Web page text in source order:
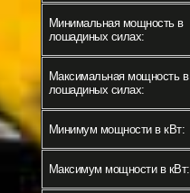
Минимальная мощность в
лошадиных силах:
Максимальная мощность в
лошадиных силах:
Минимум мощности в кВт:
Максимум мощности в кВт: